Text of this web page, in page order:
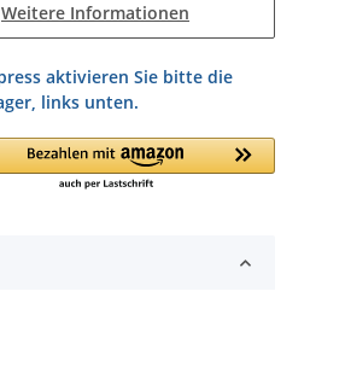
Weitere Informationen
aktivieren Sie bitte die
links unten.